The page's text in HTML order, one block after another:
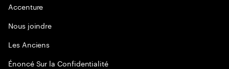
Accenture
Nous joindre
Les Anciens
Énoncé Sur la Confidentialité